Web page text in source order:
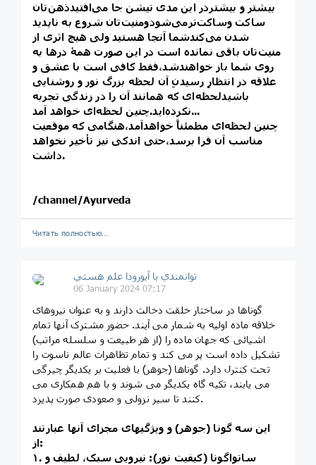
بیشتر و بیشتردر این مدی تیشن جا می‌افتیدذهن‌تان
ساکت وساکت‌ترمی‌شودومنیت‌تان شروع به ناپدید
شدن می‌کندشما آنجا هستید ولی هیچ اثری از
منیت‌تان باقی نمانده است در این صورت همهٔ درها به
روی شما باز خواهندشد،فقط کافی است با عشق و
علاقه در انتظارِ رسیدنِ آن لحظه بزرگ نور و روشنایی
باشیدلحظه‌ای که همانند آن را در زندگی تجربه
نکرده‌اید.چنین لحظه‌ای خواهد آمد...
چنین لحظه‌ای مطمئناً خواهدآمد،هنگامی که موقعیت
مناسب آن فرا برسد،حتی اندکی نیز تأخیر نخواهد
داشت.
/channel/Ayurveda
Читать полностью…
توانمندي با آيورودا علم هستي
06 January 2024 07:17
گوناها در ساختار خلقت دخالت دارند و به عنوان نیروهای
خلاقه ماده اولیه به شمار می آیند. حضور مشترک آنها تمام
اشیائی که جهان ماده را (از هر طبیعت و سلسله مراتب)
تشکیل داده است پر می کند و تمام تظاهرات عالم ناسوت را
تحت کنترل دارد. گوناها (جوهر) با فعلیت بر یکدیگر چیرگی
می یابند، تکیه گاه یکدیگر می شوند و با هم همکاری می
کنند تا سیر نزولی و صعودی صورت پذیرد.
این سه گونا (جوهر) و ویژگیهای مجزای آنها عبارتند
از:
۱. ساتواگونا (کیفیت نور): نیرویی سبک، لطیف و